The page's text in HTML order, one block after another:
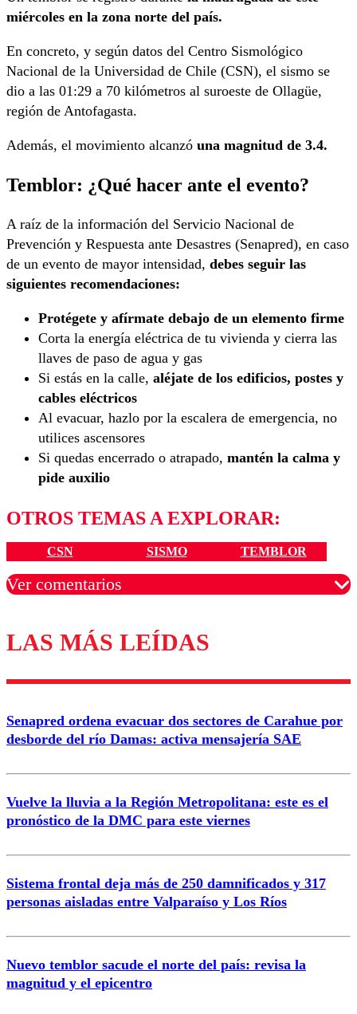
miércoles en la zona norte del país.
En concreto, y según datos del Centro Sismológico
Nacional de la Universidad de Chile (CSN), el sismo se
dio a las 01:29 a 70 kilómetros al suroeste de Ollagüe,
región de Antofagasta.
Además, el movimiento alcanzó una magnitud de 3.4.
Temblor: ¿Qué hacer ante el evento?
A raíz de la información del Servicio Nacional de
Prevención y Respuesta ante Desastres (Senapred), en caso
de un evento de mayor intensidad, debes seguir las
siguientes recomendaciones:
Protégete y afírmate debajo de un elemento firme
Corta la energía eléctrica de tu vivienda y cierra las
llaves de paso de agua y gas
Si estás en la calle, aléjate de los edificios, postes y
cables eléctricos
Al evacuar, hazlo por la escalera de emergencia, no
utilices ascensores
Si quedas encerrado o atrapado, mantén la calma y
pide auxilio
OTROS TEMAS A EXPLORAR:
CSN SISMO TEMBLOR
Ver comentarios
Los comentarios son moderados para garantizar un
diálogo respetuoso.
Nombre
Correo
Enviar comentario
LAS MÁS LEÍDAS
Senapred ordena evacuar dos sectores de Carahue por
desborde del río Damas: activa mensajería SAE
Vuelve la lluvia a la Región Metropolitana: este es el
pronóstico de la DMC para este viernes
Sistema frontal deja más de 250 damnificados y 317
personas aisladas entre Valparaíso y Los Ríos
Nuevo temblor sacude el norte del país: revisa la
magnitud y el epicentro